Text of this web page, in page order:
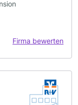
Firma bewerten